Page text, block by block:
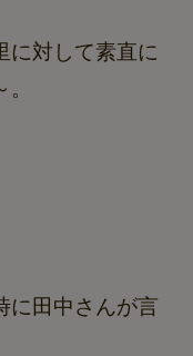
に対して素直に
に田中さんが言